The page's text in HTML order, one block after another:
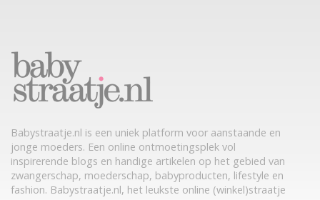
Babystraatje.nl is een uniek platform voor aanstaande en
jonge moeders. Een online ontmoetingsplek vol
inspirerende blogs en handige artikelen op het gebied van
zwangerschap, moederschap, babyproducten, lifestyle en
fashion. Babystraatje.nl, het leukste online (winkel)straatje